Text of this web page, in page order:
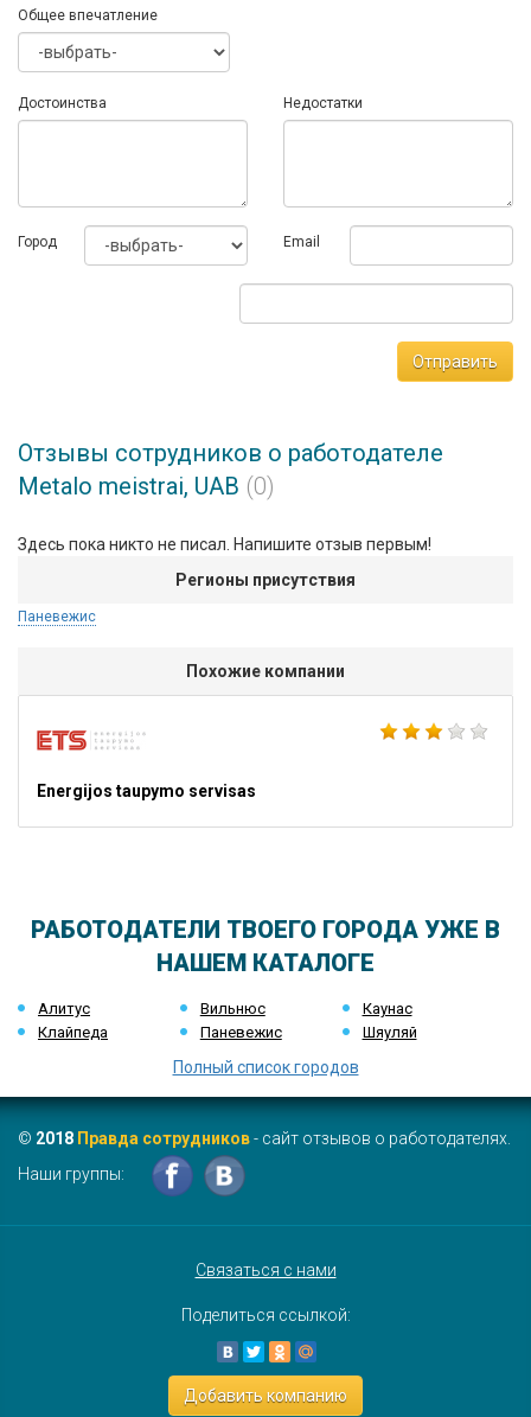
Общее впечатление
Достоинства Недостатки
Город Email
Отправить
Отзывы сотрудников о работодателе
Metalo meistrai, UAB (0)
Здесь пока никто не писал. Напишите отзыв первым!
Регионы присутствия
Паневежис
Похожие компании
Energijos taupymo servisas
РАБОТОДАТЕЛИ ТВОЕГО ГОРОДА УЖЕ В
НАШЕМ КАТАЛОГЕ
Алитус Вильнюс
Каунас
Клайпеда
Паневежис Шяуляй
Полный список городов
© 2018 Правда сотрудников- сайт отзывов о работодателях.
Наши группы:
Связаться с нами
Поделиться ссылкой:
Добавить компанию